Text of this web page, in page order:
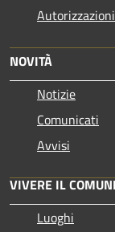
Autorizzazioni
NOVITÀ
Notizie
Comunicati
Avvisi
VIVERE IL
Luoghi